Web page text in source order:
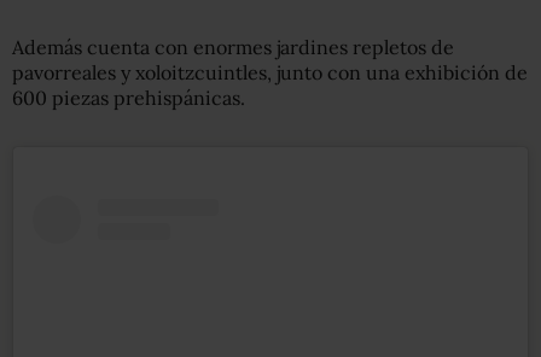
Además cuenta con enormes jardines repletos de
pavorreales y xoloitzcuintles, junto con una exhibición de
600 piezas prehispánicas.